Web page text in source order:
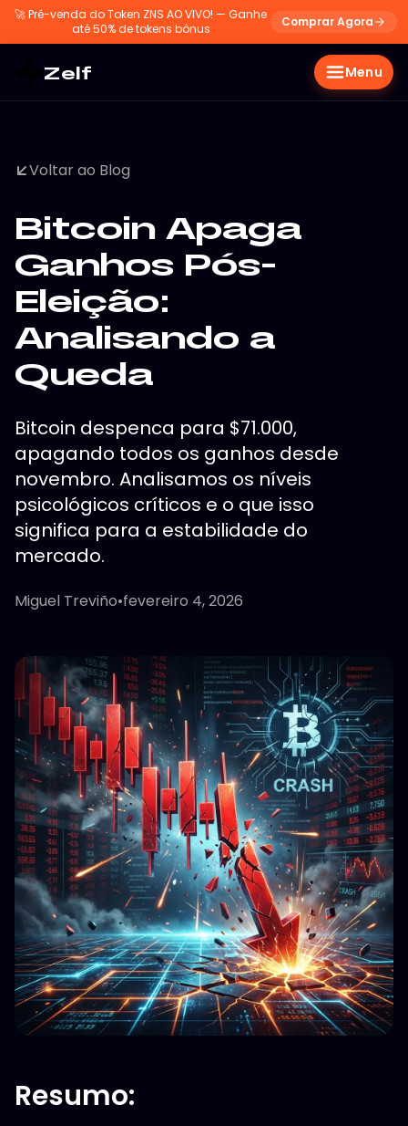
🚀Pré-venda do Token ZNS AO VIVO! — Ganhe
até 50% de tokens bônus
Comprar Agora
Zelf Menu
Voltar ao Blog
Bitcoin Apaga
Ganhos Pós-
Eleição:
Analisando a
Queda
Bitcoin despenca para $71.000,
apagando todos os ganhos desde
novembro. Analisamos os níveis
psicológicos críticos e o que isso
significa para a estabilidade do
mercado.
Miguel Treviño•fevereiro 4, 2026
Resumo: